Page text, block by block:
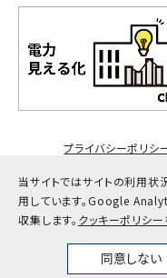
当サイトではサイトの利用
用しています。Google
収集します。 クッキーポリシ
同意しない
News
プライバシーポリシ
©